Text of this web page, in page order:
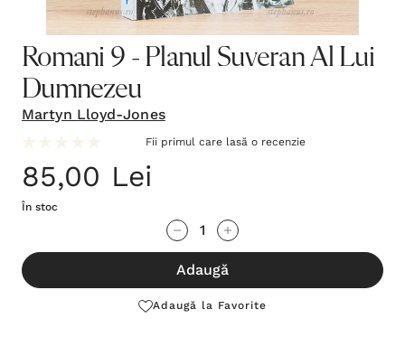
Romani 9 - Planul Suveran Al Lui
Dumnezeu
Martyn Lloyd-Jones
Fii primul care lasă o recenzie
85,00 Lei
În stoc
te!
Stocul
Adaugă
Adaugă la Favorite